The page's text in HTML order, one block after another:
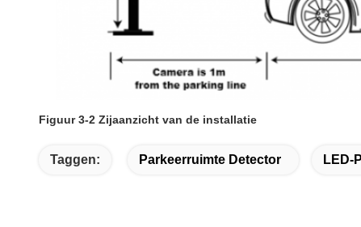
Figuur 3-2 Zijaanzicht van de installatie
Taggen: Parkeerruimte Detector LED-